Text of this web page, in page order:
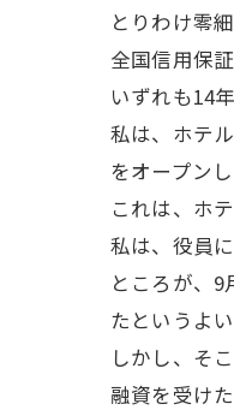
とりわけ零
全国信用保
いずれも14
私は、ホテ
をオープンし
これは、ホ
私は、役員
ところが、
たというよ
しかし、そ
融資を受け